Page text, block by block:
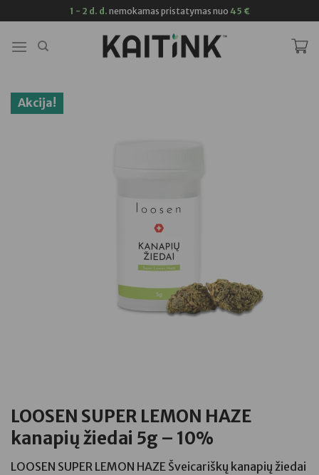
content
1 - 2 d. d. nemokamas pristatymas nuo 45 €
Akcija!
LOOSEN SUPER LEMON HAZE
kanapių žiedai 5g – 10%
LOOSEN SUPER LEMON HAZE Šveicariškų kanapių žiedai